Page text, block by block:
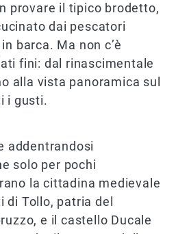
provare il tipico brodetto,
dai pescatori
barca. Ma non c’è
fini: dal rinascimentale
alla vista panoramica sul
i gusti.
addentrandosi
solo per pochi
la cittadina medievale
di Tollo, patria del
e il castello Ducale